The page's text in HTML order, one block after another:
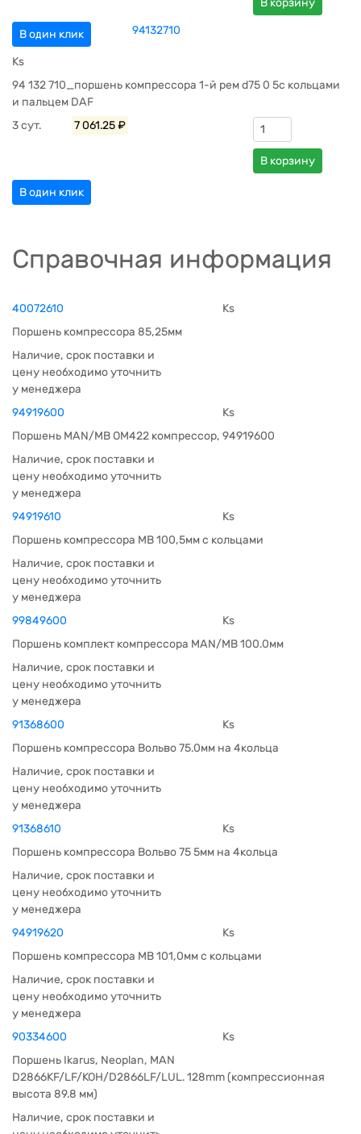
В корзину
В один клик 94132710
Ks
94 132 710_поршень компрессора 1-й рем d75 0 5с кольцами
и пальцем DAF
3 сут.
7 061.25 ₽
В корзину
В один клик
Справочная информация
40072610
Ks
Поршень компрессора 85,25мм
Наличие, срок поставки и
цену необходимо уточнить
у менеджера
94919600
Ks
Поршень MAN/MB OM422 компрессор, 94919600
Наличие, срок поставки и
цену необходимо уточнить
у менеджера
94919610
Ks
Поршень компрессора МВ 100,5мм с кольцами
Наличие, срок поставки и
цену необходимо уточнить
у менеджера
99849600
Ks
Поршень комплект компрессора MAN/MB 100.0мм
Наличие, срок поставки и
цену необходимо уточнить
у менеджера
91368600
Ks
Поршень компрессора Вольво 75.0мм на 4кольца
Наличие, срок поставки и
цену необходимо уточнить
у менеджера
91368610
Ks
Поршень компрессора Вольво 75 5мм на 4кольца
Наличие, срок поставки и
цену необходимо уточнить
у менеджера
94919620
Ks
Поршень компрессора МВ 101,0мм с кольцами
Наличие, срок поставки и
цену необходимо уточнить
у менеджера
90334600
Ks
Поршень Ikarus, Neoplan, MAN
D2866KF/LF/KOH/D2866LF/LUL. 128mm (компрессионная
высота 89.8 мм)
Наличие, срок поставки и